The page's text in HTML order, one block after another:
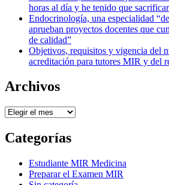
horas al día y he tenido que
Endocrinología, una especialidad
aprueban proyectos docentes que
de calidad”
Objetivos, requisitos y vigencia del
acreditación para tutores MIR y del
Archivos
Archivos
Categorías
Estudiante MIR Medicina
Preparar el Examen MIR